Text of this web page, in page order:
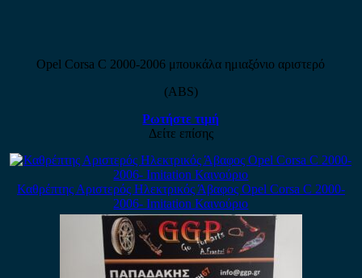
Opel Corsa C 2000-2006 μπουκάλα ημιαξόνιο αριστερό
(ABS)
Ρωτήστε τιμή
Δείτε επίσης
Καθρέπτης Αριστερός Ηλεκτρικός Άβαφος Opel Corsa C 2000-
2006- Imitation Καινούριο